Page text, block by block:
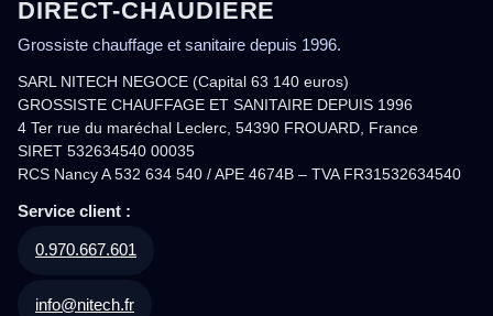
DIRECT-CHAUDIERE
Grossiste chauffage et sanitaire depuis 1996.
SARL NITECH NEGOCE (Capital 63 140 euros)
GROSSISTE CHAUFFAGE ET SANITAIRE DEPUIS 1996
4 Ter rue du maréchal Leclerc, 54390 FROUARD, France
SIRET 532634540 00035
RCS Nancy A 532 634 540 / APE 4674B – TVA FR31532634540
Service client :
0.970.667.601
info@nitech.fr